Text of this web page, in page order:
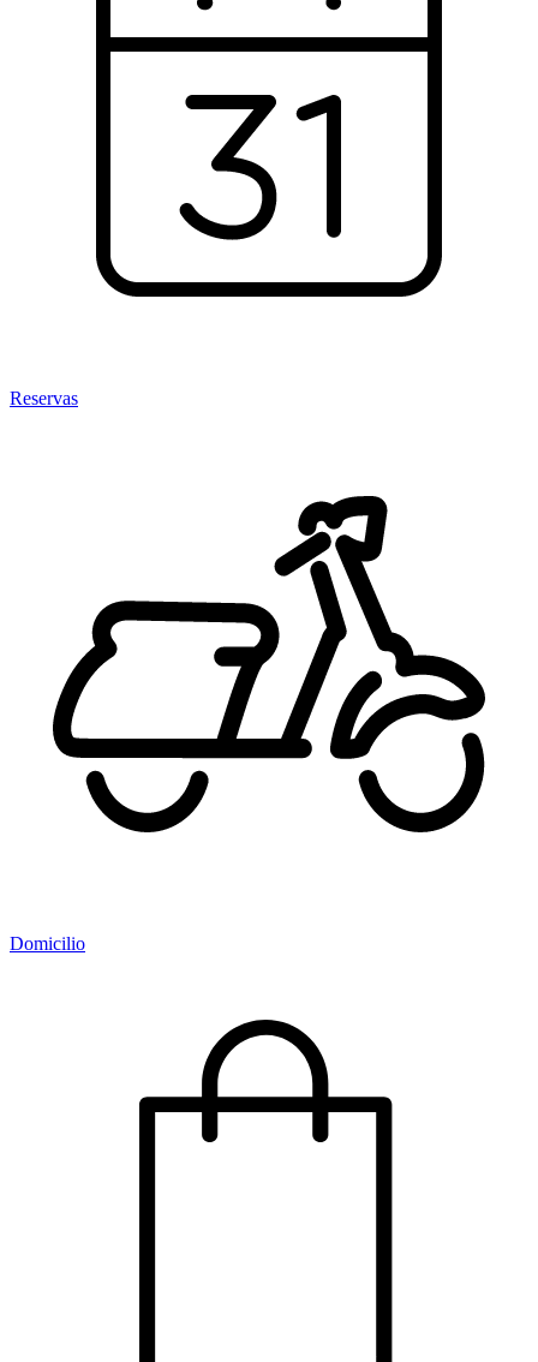
Reservas
Domicilio